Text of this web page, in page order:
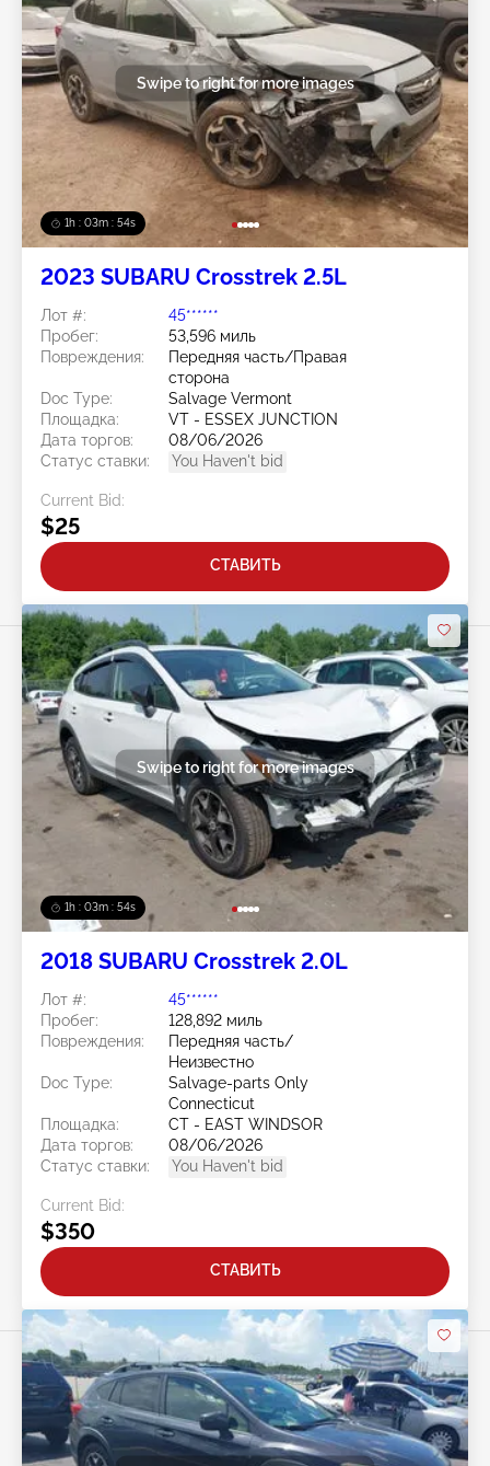
1h : 03m : 51s
Swipe to right for more images
2023 SUBARU Crosstrek 2.5L
Лот #:
45******
Пробег:
53,596 миль
Повреждения:
Передняя часть/Правая
сторона
Doc Type:
Salvage Vermont
Площадка:
VT - ESSEX JUNCTION
Дата торгов:
08/06/2026
Статус ставки:
You Haven't bid
Current Bid:
$25
СТАВИТЬ
1h : 03m : 51s
Swipe to right for more images
2018 SUBARU Crosstrek 2.0L
Лот #:
45******
Пробег:
128,892 миль
Повреждения:
Передняя часть/
Неизвестно
Doc Type:
Salvage-parts Only
Connecticut
Площадка:
CT - EAST WINDSOR
Дата торгов:
08/06/2026
Статус ставки:
You Haven't bid
Current Bid:
$350
СТАВИТЬ